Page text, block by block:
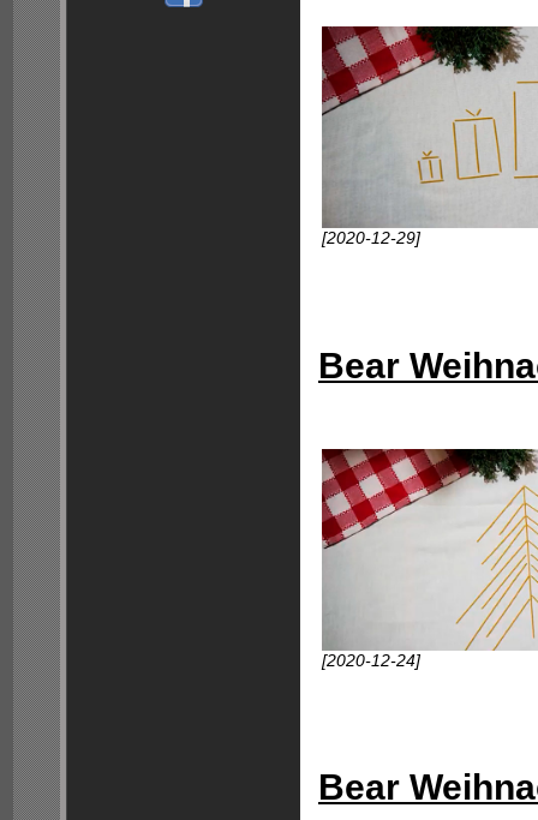
[2020-12-29]
Bear
[2020-12-24]
Bear